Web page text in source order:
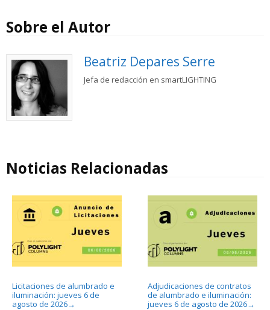
Sobre el Autor
Beatriz Depares Serre
Jefa de redacción en smartLIGHTING
Noticias Relacionadas
Licitaciones de alumbrado e
iluminación: jueves 6 de
agosto de 2026→
Adjudicaciones de contratos
de alumbrado e iluminación:
jueves 6 de agosto de 2026→